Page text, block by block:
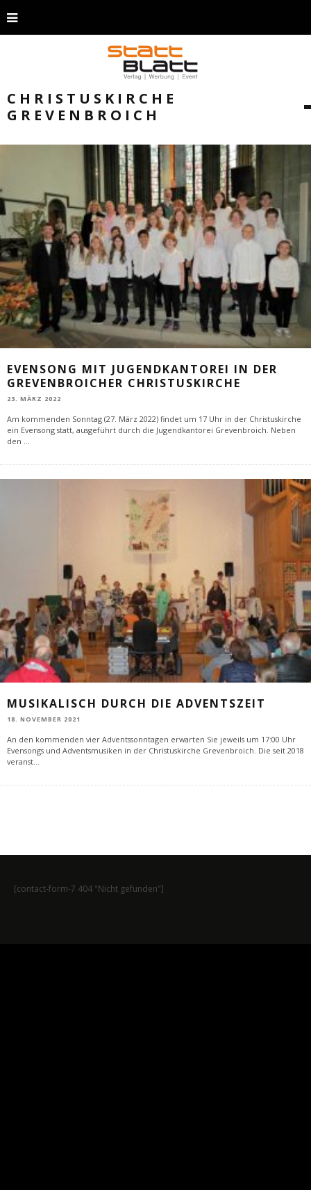
CHRISTUSKIRCHE
GREVENBROICH
EVENSONG MIT JUGENDKANTOREI IN DER
GREVENBROICHER CHRISTUSKIRCHE
23. MÄRZ 2022
Am kommenden Sonntag (27. März 2022) findet um 17 Uhr in der Christuskirche
ein Evensong statt, ausgeführt durch die Jugendkantorei Grevenbroich. Neben
den ...
MUSIKALISCH DURCH DIE ADVENTSZEIT
18. NOVEMBER 2021
An den kommenden vier Adventssonntagen erwarten Sie jeweils um 17:00 Uhr
Evensongs und Adventsmusiken in der Christuskirche Grevenbroich. Die seit 2018
veranst...
[contact-form-7 404 "Nicht gefunden"]